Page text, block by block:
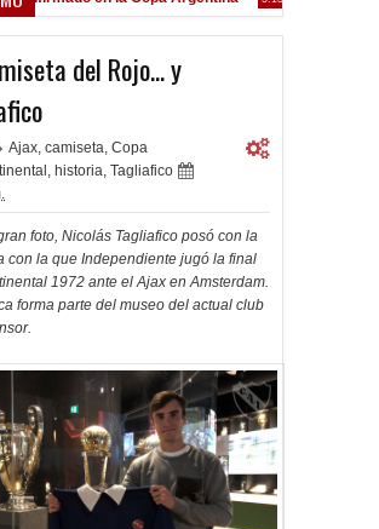
del Rojo... y
Ajax, camiseta, Copa
, historia, Tagliafico
foto, Nicolás Tagliafico posó con la
con la que Independiente jugó la final
1972 ante el Ajax en Amsterdam.
forma parte del museo del actual club